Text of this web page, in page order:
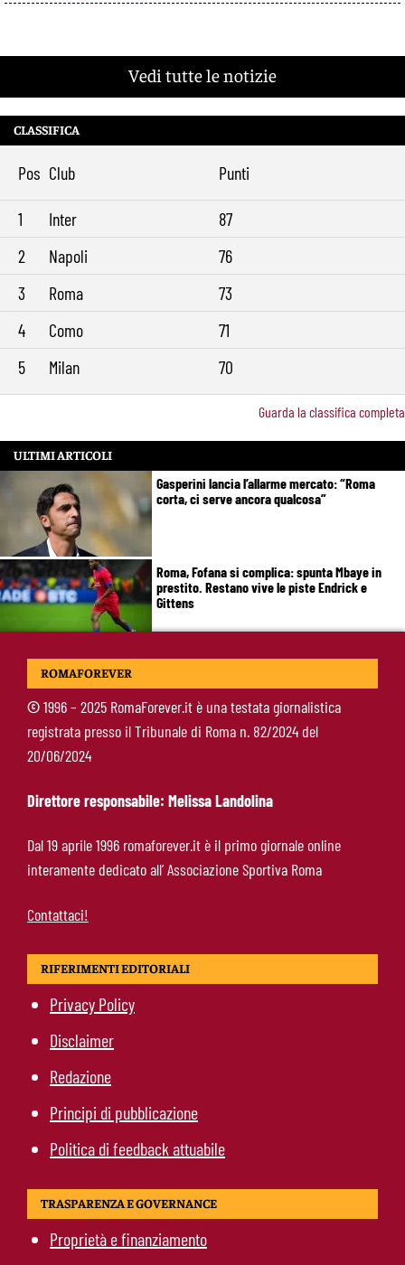
Vedi tutte le notizie
CLASSIFICA
Pos Club Punti
1 Inter
87
2
Napoli
76
3
Roma
73
4
Como
71
5
Milan 70
Guarda la classifica completa
ULTIMI ARTICOLI
Gasperini lancia l’allarme mercato: “Roma
corta, ci serve ancora qualcosa”
Roma, Fofana si complica: spunta Mbaye in
prestito. Restano vive le piste Endrick e
Gittens
Pellegrini, Gasperini frena il rientro: “Ci vorrà
Gasperini boccia la Roma: “Partita pessima”.
E lancia un altro messaggio sul mercato
ROMAFOREVER
©1996 – 2025 RomaForever.it è una testata giornalistica
registrata presso il Tribunale di Roma n. 82/2024 del
20/06/2024
Direttore responsabile: Melissa Landolina
Dal 19 aprile 1996 romaforever.it è il primo giornale online
interamente dedicato all’ Associazione Sportiva Roma
Contattaci!
RIFERIMENTI EDITORIALI
Privacy Policy
Disclaimer
Redazione
Principi di pubblicazione
Politica di feedback attuabile
TRASPARENZA E GOVERNANCE
Proprietà e finanziamento